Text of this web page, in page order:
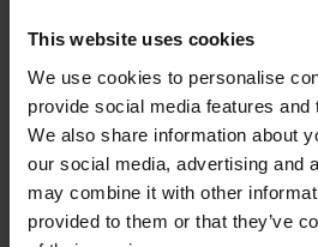
This website uses cookies
We use cookies to personalise
provide social media features and
We also share information about
our social media, advertising and
may combine it with other
provided to them or that they’ve
Recent Posts
Dolce Vita Riviera
Le donne omeriche e l’eterna
coraggio di chi persiste
Slayyyter e il sogno decadente
americana: chi è la nuova